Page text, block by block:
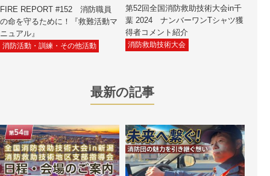
FIRE REPORT #152 消防職員
の命を守るために！『救難活動マ
ニュアル』
消防活動・訓練・その他活動
第52回全国消防救助技術大会in千
葉 2024 ナンバーワンTシャツ獲
得者コメント紹介
消防救助技術大会
最新の記事